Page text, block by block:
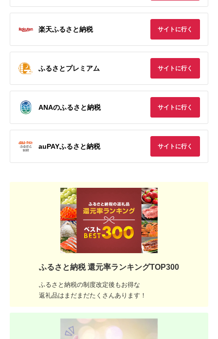
楽天ふるさと納税 サイトに行く
ふるさとプレミアム サイトに行く
ANAのふるさと納税 サイトに行く
auPAYふるさと納税 サイトに行く
ふるさと納税 還元率ランキングTOP300
ふるさと納税の制度改定後もお得な
返礼品はまだまだたくさんあります！